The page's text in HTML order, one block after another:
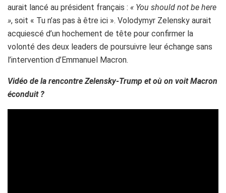
aurait lancé au président français : « You should not be here
», soit « Tu n’as pas à être ici ». Volodymyr Zelensky aurait
acquiescé d’un hochement de tête pour confirmer la
volonté des deux leaders de poursuivre leur échange sans
l’intervention d’Emmanuel Macron.
Vidéo de la rencontre Zelensky-Trump et où on voit Macron
éconduit ?